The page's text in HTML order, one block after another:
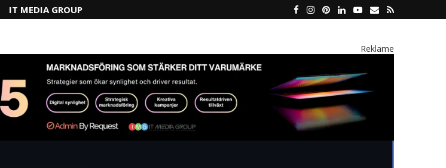
IT MEDIA GROUP
Reklame